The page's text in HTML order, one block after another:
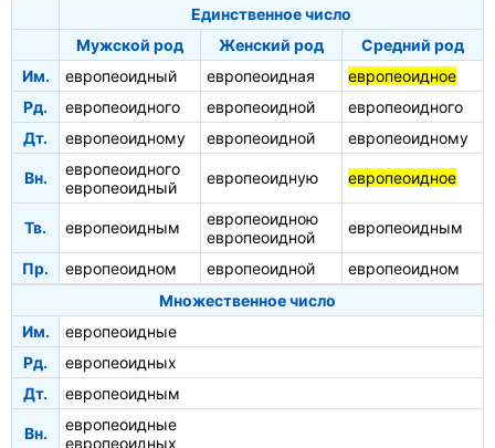
Единственное число
Мужской род
Женский род
Средний род
Им.
европеоидный европеоидная
европеоидное
Рд.
европеоидного европеоидной
европеоидного
Дт.
европеоидному европеоидной европеоидному
Вн.
европеоидного
европеоидный
европеоидную европеоидное
Тв. европеоидным
европеоидною
европеоидной
европеоидным
Пр. европеоидном европеоидной
европеоидном
Множественное число
Им.
европеоидные
Рд.
европеоидных
Дт.
европеоидным
Вн.
европеоидные
европеоидных